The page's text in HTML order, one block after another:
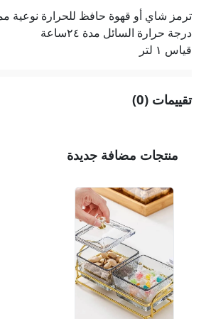
ترمز شاي أو قهوة حافظ للحرارة نوعية
درجة حرارة السائل مدة ٢٤ساعة
قياس ١ لتر
تقييمات (0)
منتجات مضافة جديدة